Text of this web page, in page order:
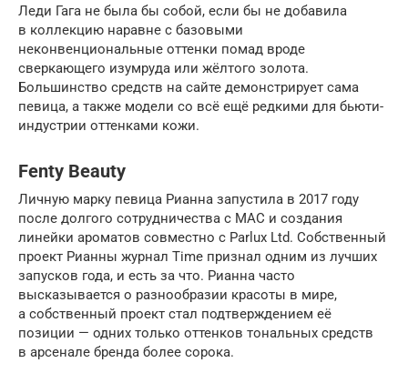
Леди Гага не была бы собой, если бы не добавила
в коллекцию наравне с базовыми
неконвенциональные оттенки помад вроде
сверкающего изумруда или жёлтого золота.
Большинство средств на сайте демонстрирует сама
певица, а также модели со всё ещё редкими для бьюти-
индустрии оттенками кожи.
Fenty Beauty
Личную марку певица Рианна запустила в 2017 году
после долгого сотрудничества с MAC и создания
линейки ароматов совместно с Parlux Ltd. Собственный
проект Рианны журнал Time признал одним из лучших
запусков года, и есть за что. Рианна часто
высказывается о разнообразии красоты в мире,
а собственный проект стал подтверждением её
позиции — одних только оттенков тональных средств
в арсенале бренда более сорока.